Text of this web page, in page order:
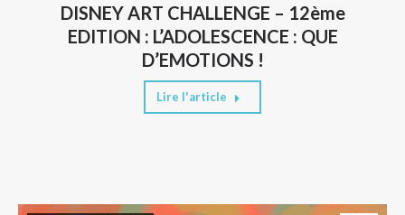
DISNEY ART CHALLENGE – 12ème
EDITION : L’ADOLESCENCE : QUE
D’EMOTIONS !
Lire l'article